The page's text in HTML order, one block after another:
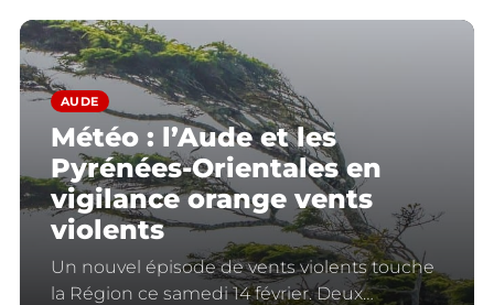
AUDE
Météo : l’Aude et les
Pyrénées-Orientales en
vigilance orange vents
violents
Un nouvel épisode de vents violents touche
la Région ce samedi 14 février. Deux